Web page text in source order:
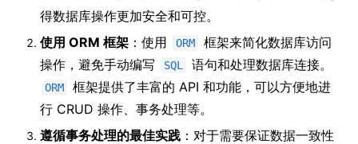
得数据库操作更加安全和可控。
使用 ORM 框架 ：使用 ORM
框架来简化数据库访问
操作，避免手动编写
SQL 语句和处理数据库连接。
ORM
框架提供了丰富的 API 和功能，可以方便地进
行 CRUD 操作、事务处理等。
遵循事务处理的最佳实践 ：对于需要保证数据一致性